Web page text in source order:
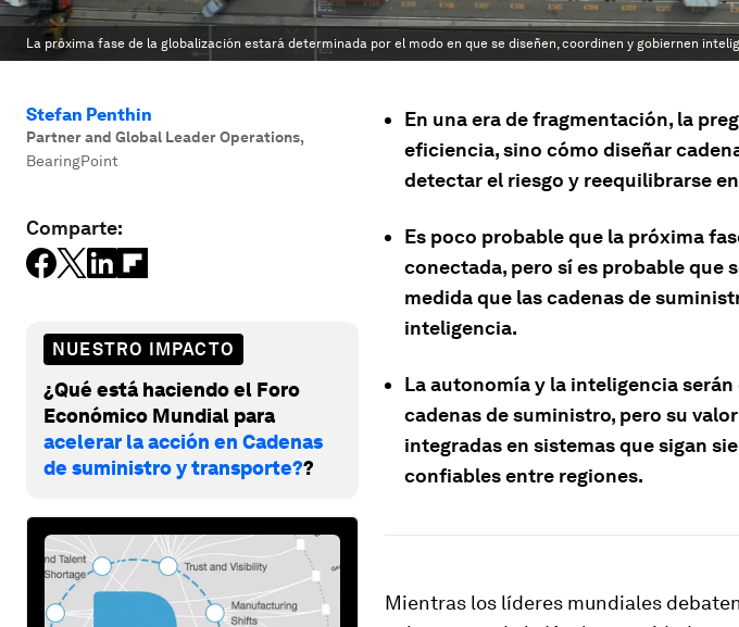
La próxima fase de la globalización estará determinada por el modo en que se diseñen, coordinen y gobiernen
Stefan Penthin
Partner and Global Leader Operations,
BearingPoint
Comparte:
NUESTRO IMPACTO
¿Qué está haciendo el Foro
Económico Mundial para
acelerar la acción en Cadenas
de suministro y transporte??
En una era de fragmentación, la
eficiencia, sino cómo diseñar
detectar el riesgo y reequilibrarse
Es poco probable que la próxima
conectada, pero sí es probable que
medida que las cadenas de
inteligencia.
La autonomía y la inteligencia
cadenas de suministro, pero su
integradas en sistemas que sigan
confiables entre regiones.
Mientras los líderes mundiales